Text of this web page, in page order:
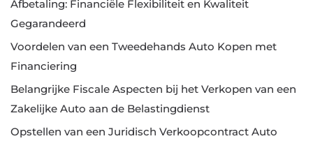
Afbetaling: Financiële Flexibiliteit en Kwaliteit
Gegarandeerd
Voordelen van een Tweedehands Auto Kopen met
Financiering
Belangrijke Fiscale Aspecten bij het Verkopen van een
Zakelijke Auto aan de Belastingdienst
Opstellen van een Juridisch Verkoopcontract Auto